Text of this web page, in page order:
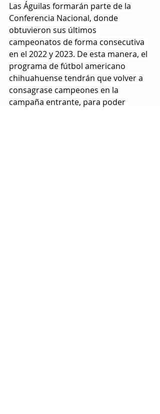
Las Águilas formarán parte de la
Conferencia Nacional, donde
obtuvieron sus últimos
campeonatos de forma consecutiva
en el 2022 y 2023. De esta manera, el
programa de fútbol americano
chihuahuense tendrán que volver a
consagrase campeones en la
campaña entrante, para poder